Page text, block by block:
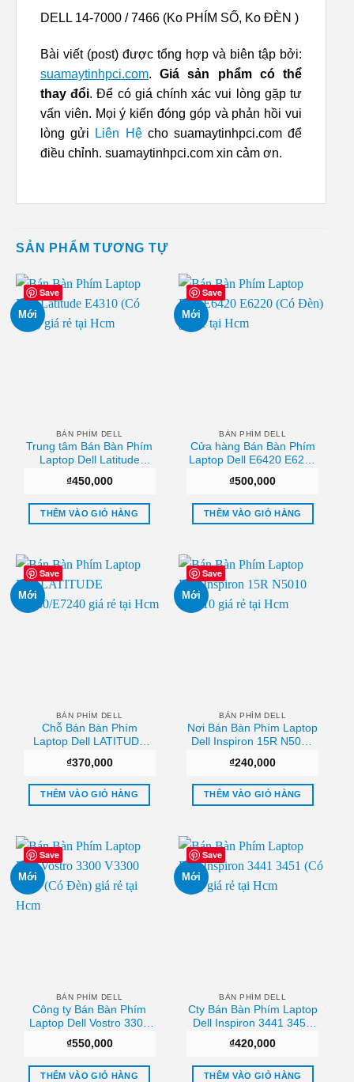
DELL 14-7000 / 7466 (Ko PHÍM SỐ, Ko ĐÈN )
Bài viết (post) được tổng hợp và biên tập bởi:
suamaytinhpci.com.Giá sản phẩm có thể
thay đổi. Để có giá chính xác vui lòng gặp tư
vấn viên. Mọi ý kiến đóng góp và phản hồi vui
lòng gửi
Liên Hệcho suamaytinhpci.com để
điều chỉnh. suamaytinhpci.com xin cảm ơn.
SẢN PHẨM TƯƠNG TỰ
Save
Mới
BÀN PHÍM DELL
Trung tâm Bán Bàn Phím
Laptop Dell Latitude
lượng
₫450,000
THÊM VÀO GIỎ HÀNG
Save
Mới
BÀN PHÍM DELL
Cửa hàng Bán Bàn Phím
Laptop Dell E6420 E6220
₫500,000
THÊM VÀO GIỎ HÀNG
Save
Mới
BÀN PHÍM DELL
Chỗ Bán Bàn Phím
Laptop Dell LATITUDE
₫370,000
THÊM VÀO GIỎ HÀNG
Save
Mới
BÀN PHÍM DELL
Nơi Bán Bàn Phím Laptop
Dell Inspiron 15R N5010
₫240,000
THÊM VÀO GIỎ HÀNG
Save
Mới
BÀN PHÍM DELL
Công ty Bán Bàn Phím
Laptop Dell Vostro 3300
V3300 3400 (Có Đèn)
Chất lượng
₫550,000
THÊM VÀO GIỎ HÀNG
Save
Mới
BÀN PHÍM DELL
Cty Bán Bàn Phím Laptop
Dell Inspiron 3441 3451
(Có Đèn) Tphcm
₫420,000
THÊM VÀO GIỎ HÀNG